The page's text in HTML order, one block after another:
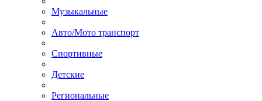
Музыкальные
Авто/Мото транспорт
Спортивные
Детские
Региональные